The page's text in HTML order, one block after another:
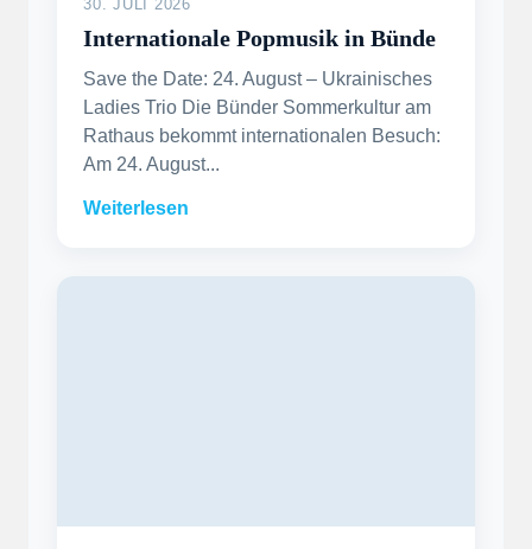
30. JULI 2026
Internationale Popmusik in Bünde
Save the Date: 24. August – Ukrainisches
Ladies Trio Die Bünder Sommerkultur am
Rathaus bekommt internationalen Besuch:
Am 24. August...
Weiterlesen